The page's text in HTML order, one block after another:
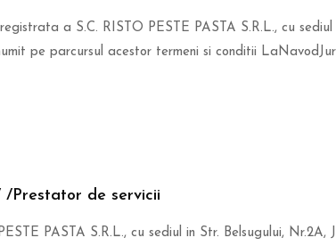
a S.C. RISTO PESTE PASTA S.R.L., cu
numit pe parcursul acestor termeni si conditii
/Prestator de servicii
PASTA S.R.L., cu sediul in Str. Belsugului,